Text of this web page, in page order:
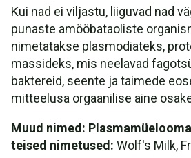
Kui nad ei viljastu, liiguvad nad
punaste amööbataoliste
nimetatakse plasmodiateks,
massideks, mis neelavad
baktereid, seente ja taimede
mitteelusa orgaanilise aine
Muud nimed:
teised nimetused: Wolf's Milk,